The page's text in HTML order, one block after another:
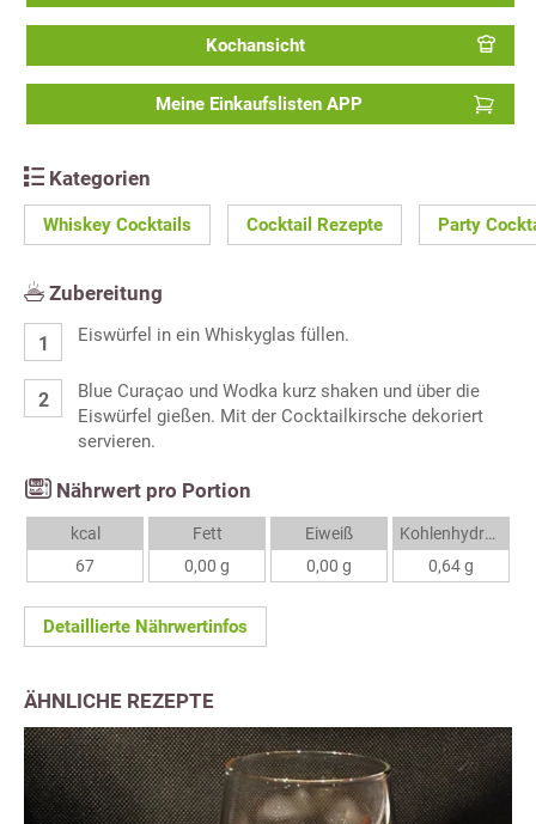
Kochansicht
Meine Einkaufslisten APP
Kategorien
Whiskey Cocktails Cocktail Rezepte Party
Zubereitung
Eiswürfel in ein Whiskyglas füllen.
Blue Curaçao und Wodka kurz shaken und über die
Eiswürfel gießen. Mit der Cocktailkirsche dekoriert
servieren.
Nährwert pro Portion
kcal
67
Fett
0,00 g
Eiweiß
0,00 g
Kohlenhydrate
0,64 g
Detaillierte Nährwertinfos
ÄHNLICHE REZEPTE